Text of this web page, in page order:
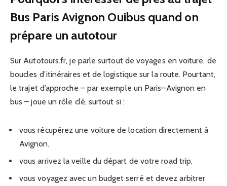
Bus Paris Avignon Ouibus quand on
prépare un autotour
Sur Autotours.fr, je parle surtout de voyages en voiture, de
boucles d’itinéraires et de logistique sur la route. Pourtant,
le trajet d’approche – par exemple un Paris–Avignon en
bus – joue un rôle clé, surtout si :
vous récupérez une voiture de location directement à
Avignon,
vous arrivez la veille du départ de votre road trip,
vous voyagez avec un budget serré et devez arbitrer